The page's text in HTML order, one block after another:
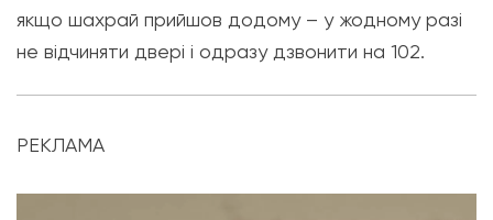
якщо шахрай прийшов додому – у жодному разі
не відчиняти двері і одразу дзвонити на 102.
РЕКЛАМА